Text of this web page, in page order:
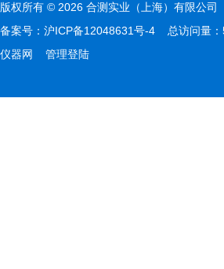
版权所有 © 2026 合测实业（上海）有限公司
备案号： 沪ICP备12048631号-4 总访问量：
仪器网
管理登陆